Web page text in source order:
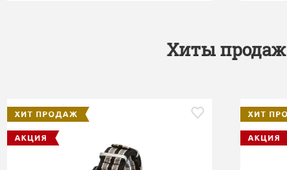
Хиты продаж